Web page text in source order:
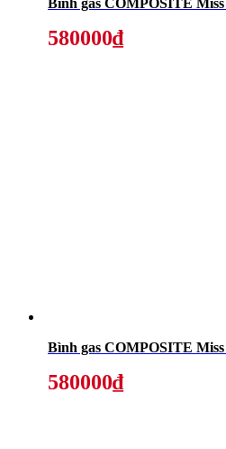
580000₫
Bình gas
580000₫